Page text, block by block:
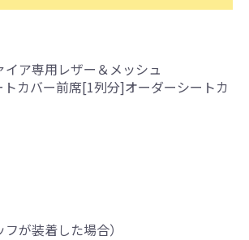
ア専用レザー＆メッシュ
トカバー前席[1列分]オーダーシートカ
フが装着した場合）